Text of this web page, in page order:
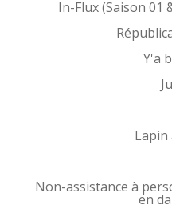
In-Flux (Saison 01
Y'a
Lapin
Non-assistance à
en